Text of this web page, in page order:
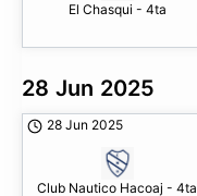
El Chasqui - 4ta
28 Jun 2025
28 Jun 2025
Club Nautico Hacoaj - 4ta